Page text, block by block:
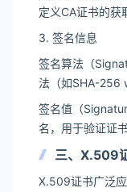
定义CA证书的获
3. 签名信息
签名算法（
法（如SHA-256
签名值（
名，用于验证证
三、X.509
X.509证书广泛应